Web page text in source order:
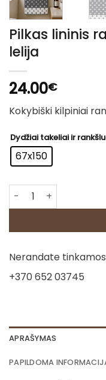
Pilkas lininis
lelija
24.00€
Kokybiški kilpiniai
Dydžiai takeliai ir
67x150
produkto kiekis:
Nerandate
+370 652 03745
APRAŠYMAS
PAPILDOMA